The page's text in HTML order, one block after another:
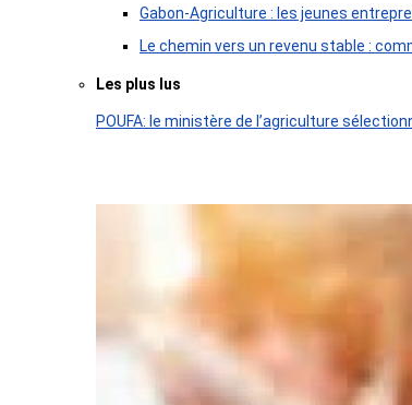
Gabon-Agriculture : les jeunes
Le chemin vers un revenu stable :
Les plus lus
POUFA: le ministère de l’agriculture